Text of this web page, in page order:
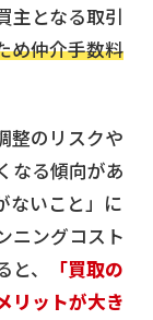
主となる取引
め仲介手数料
整のリスクや
なる傾向があ
ないこと」に
ニングコスト
、
「買取の
リットが大き